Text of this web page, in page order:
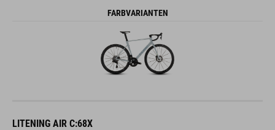
FARBVARIANTEN
LITENING AIR C:68X